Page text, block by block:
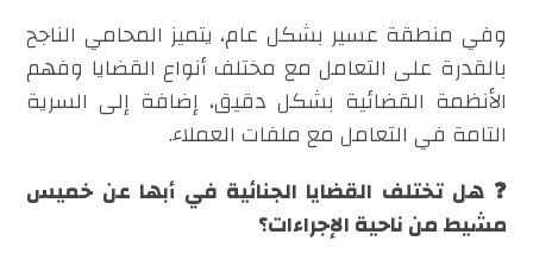
وفي منطقة عسير بشكل عام، يتميز المحامي الناجح
بالقدرة على التعامل مع مختلف أنواع القضايا وفهم
الأنظمة القضائية بشكل دقيق، إضافة إلى السرية
التامة في التعامل مع ملفات العملاء.
❓ هل تختلف القضايا الجنائية في أبها عن خميس
مشيط من ناحية الإجراءات؟